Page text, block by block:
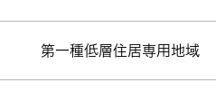
第一種低層住居専用地域